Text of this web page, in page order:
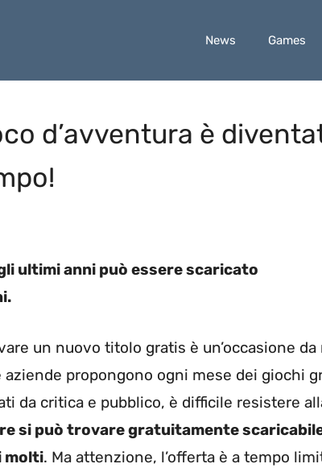
News Games
d’avventura è
ultimi anni può essere scaricato
un nuovo titolo gratis è un’occasione da
propongono ogni mese dei giochi
da critica e pubblico, è difficile resistere
si può trovare gratuitamente
molti. Ma attenzione, l’offerta è a tempo